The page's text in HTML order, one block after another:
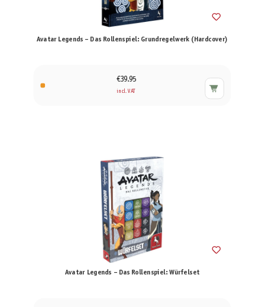
Avatar Legends – Das Rollenspiel: Grundregelwerk (Hardcover)
€39.95
incl. VAT
Avatar Legends – Das Rollenspiel: Würfelset